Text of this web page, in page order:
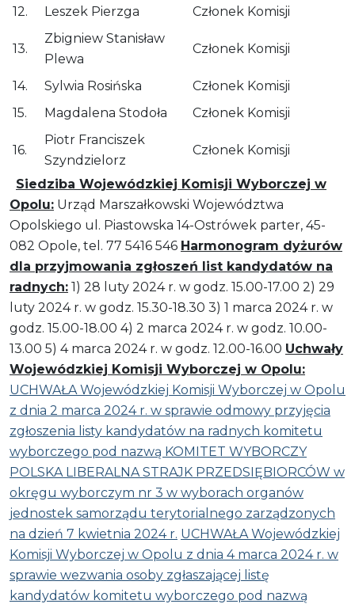
12. Leszek Pierzga Członek Komisji
13.
Zbigniew Stanisław
Plewa
Członek Komisji
14. Sylwia Rosińska
Członek Komisji
15.
Magdalena Stodoła Członek Komisji
16.
Piotr Franciszek
Szyndzielorz
Członek Komisji
Siedziba Wojewódzkiej Komisji Wyborczej w
Opolu: Urząd Marszałkowski Województwa
Opolskiego ul. Piastowska 14-Ostrówek parter, 45-
082 Opole, tel. 77 5416 546 Harmonogram dyżurów
dla przyjmowania zgłoszeń list kandydatów na
radnych: 1) 28 luty 2024 r. w godz. 15.00-17.00 2) 29
luty 2024 r. w godz. 15.30-18.30 3) 1 marca 2024 r. w
godz. 15.00-18.00 4) 2 marca 2024 r. w godz. 10.00-
13.00 5) 4 marca 2024 r. w godz. 12.00-16.00 Uchwały
Wojewódzkiej Komisji Wyborczej w Opolu:
UCHWAŁA Wojewódzkiej Komisji Wyborczej w Opolu
z dnia 2 marca 2024 r. w sprawie odmowy przyjęcia
zgłoszenia listy kandydatów na radnych komitetu
wyborczego pod nazwą KOMITET WYBORCZY
POLSKA LIBERALNA STRAJK PRZEDSIĘBIORCÓW w
okręgu wyborczym nr 3 w wyborach organów
jednostek samorządu terytorialnego zarządzonych
na dzień 7 kwietnia 2024 r. UCHWAŁA Wojewódzkiej
Komisji Wyborczej w Opolu z dnia 4 marca 2024 r. w
sprawie wezwania osoby zgłaszającej listę
kandydatów komitetu wyborczego pod nazwą